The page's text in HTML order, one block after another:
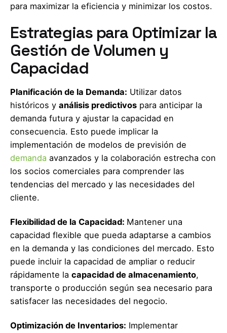
para maximizar la eficiencia y minimizar los costos.
Estrategias para Optimizar la
Gestión de Volumen y
Capacidad
Planificación de la Demanda: Utilizar datos
históricos y análisis predictivos para anticipar la
demanda futura y ajustar la capacidad en
consecuencia. Esto puede implicar la
implementación de modelos de previsión de
demanda avanzados y la colaboración estrecha con
los socios comerciales para comprender las
tendencias del mercado y las necesidades del
cliente.
Flexibilidad de la Capacidad: Mantener una
capacidad flexible que pueda adaptarse a cambios
en la demanda y las condiciones del mercado. Esto
puede incluir la capacidad de ampliar o reducir
rápidamente la capacidad de almacenamiento,
transporte o producción según sea necesario para
satisfacer las necesidades del negocio.
Optimización de Inventarios: Implementar